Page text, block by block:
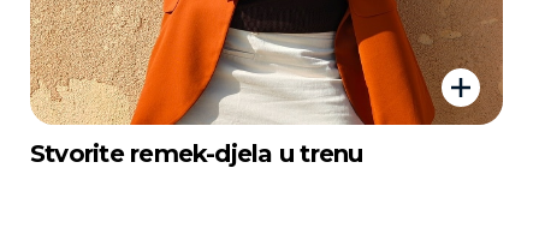
Stvorite remek-djela u trenu